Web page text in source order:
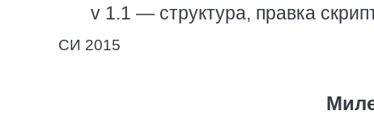
v 1.1 — структура, правка
СИ 2015